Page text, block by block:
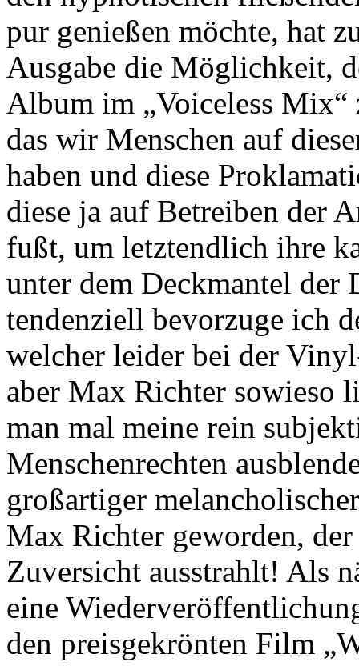
pur genießen möchte, hat
Ausgabe die Möglichkeit,
Album im „Voiceless
das wir Menschen auf
haben und diese
diese ja auf Betreiben der
fußt, um letztendlich ihre
unter dem Deckmantel der
tendenziell bevorzuge ich
welcher leider bei der
aber Max Richter sowieso
man mal meine rein
Menschenrechten
großartiger
Max Richter geworden,
Zuversicht ausstrahlt! Als
eine
den preisgekrönten Film